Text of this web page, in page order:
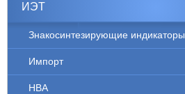
ИЭТ
Знакосинтезирующие индикаторы
Импорт
НВА